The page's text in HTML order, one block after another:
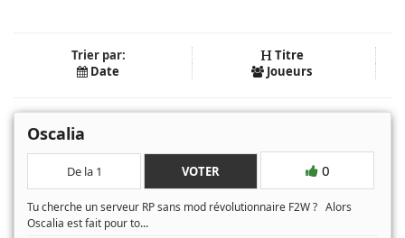
Trier par:
Titre
Date
Joueurs
Oscalia
De la 1 VOTER 0
Tu cherche un serveur RP sans mod révolutionnaire F2W ? Alors
Oscalia est fait pour to...